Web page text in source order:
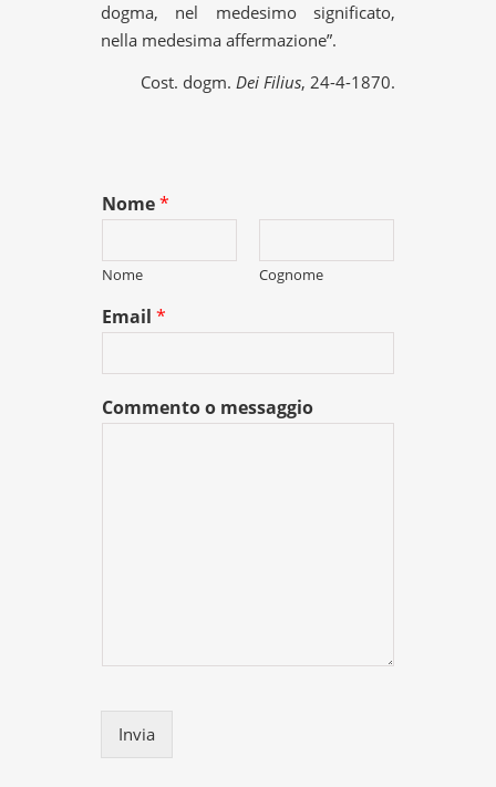
dogma, nel medesimo significato,
nella medesima affermazione”.
Cost. dogm. Dei Filius, 24-4-1870.
Nome*
Nome Cognome
Email*
Commento o messaggio
Invia